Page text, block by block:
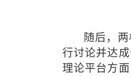
随后，
行讨论并达
理论平台方